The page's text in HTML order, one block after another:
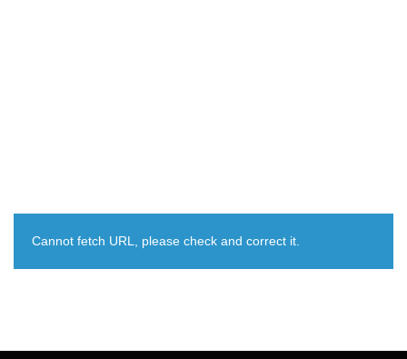
Cannot fetch URL, please check and correct it.